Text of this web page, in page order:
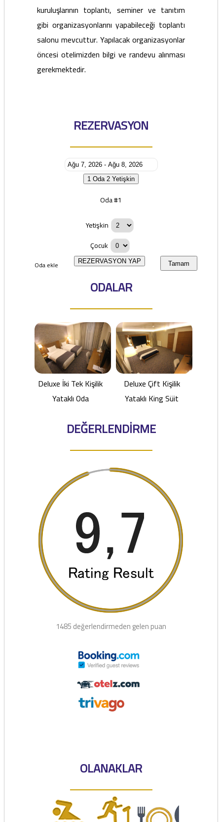
kuruluşlarının toplantı, seminer ve tanıtım
gibi organizasyonlarını yapabileceği toplantı
salonu mevcuttur. Yapılacak organizasyonlar
öncesi otelimizden bilgi ve randevu alınması
gerekmektedir.
REZERVASYON
1 Oda 2 Yetişkin
Oda #1
Yetişkin
Çocuk
Oda ekle Tamam
REZERVASYON YAP
ODALAR
Deluxe İki Tek Kişilik
Yataklı Oda
Deluxe Çift Kişilik
Yataklı King Süit
DEĞERLENDİRME
1485 değerlendirmeden gelen puan
OLANAKLAR